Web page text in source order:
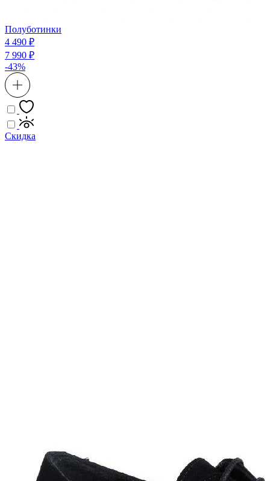
Полуботинки
4 490 ₽
7 990 ₽
-43%
Скидка